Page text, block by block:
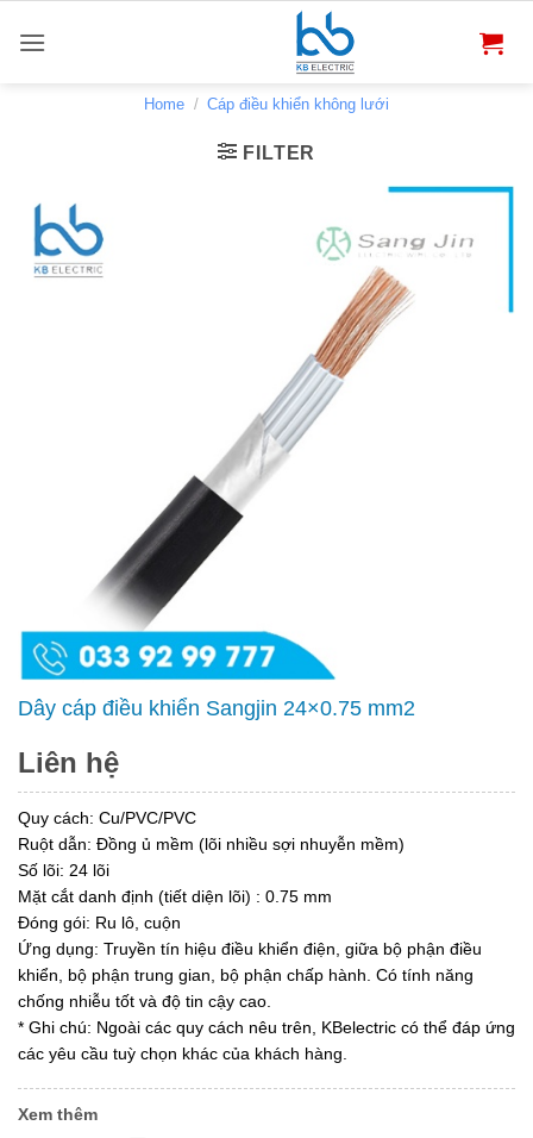
qua
Home / Cáp điều khiển không lưới
FILTER
Dây cáp điều khiển Sangjin 24×0.75 mm2
Liên hệ
Quy cách: Cu/PVC/PVC
Ruột dẫn: Đồng ủ mềm (lõi nhiều sợi nhuyễn mềm)
Số lõi: 24 lõi
Mặt cắt danh định (tiết diện lõi) : 0.75 mm
Đóng gói: Ru lô, cuộn
Ứng dụng: Truyền tín hiệu điều khiển điện, giữa bộ phận điều
khiển, bộ phận trung gian, bộ phận chấp hành. Có tính năng
chống nhiễu tốt và độ tin cậy cao.
* Ghi chú: Ngoài các quy cách nêu trên, KBelectric có thể đáp ứng
các yêu cầu tuỳ chọn khác của khách hàng.
Xem thêm